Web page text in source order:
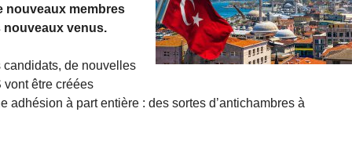
nouveaux membres
nouveaux venus.
candidats, de nouvelles
être créées
adhésion à part entière : des sortes d’antichambres à